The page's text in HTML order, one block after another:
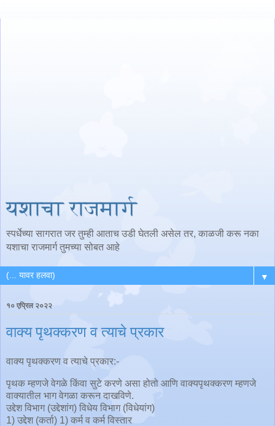
यशाचा राजमार्ग
स्पर्धेच्या सागरात जर तुम्ही आताच उडी घेतली असेल तर, काळजी करू नका
यशाचा राजमार्ग तुमच्या सोबत आहे
▼
१० एप्रिल २०२२
वाक्य पृथक्करण व त्याचे प्रकार
वाक्य पृथक्करण व त्याचे प्रकार:-
पृथक म्हणजे वेगळे किंवा सुटे करणे असा होतो आणि वाक्यपृथक्करण म्हणजे
वाक्यातील भाग वेगळा करून दाखविणे.
उद्देश विभाग (उद्देशांग) विधेय विभाग (विधेयांग)
1) उद्देश (कर्ता) 1) कर्म व कर्म विस्तार